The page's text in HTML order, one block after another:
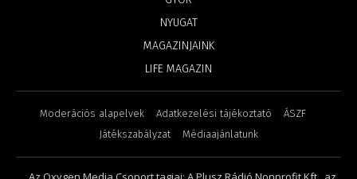
NYUGAT
MAGAZINJAINK
LIFE MAGAZIN
Moderációs alapelvek Adatkezelési tájékoztató
ÁSZF
Játékszabályzat
Médiaajánlatunk